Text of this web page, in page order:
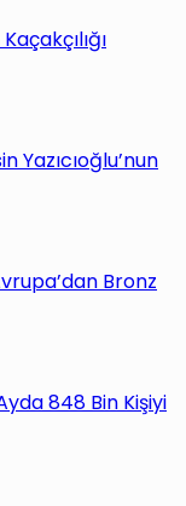
Yazıcıoğlu’nun
Bronz
848 Bin Kişiyi